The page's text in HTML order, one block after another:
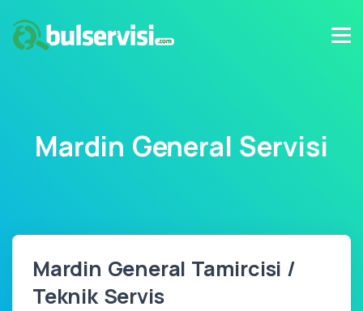
Mardin General Servisi
Mardin General Tamircisi /
Teknik Servis